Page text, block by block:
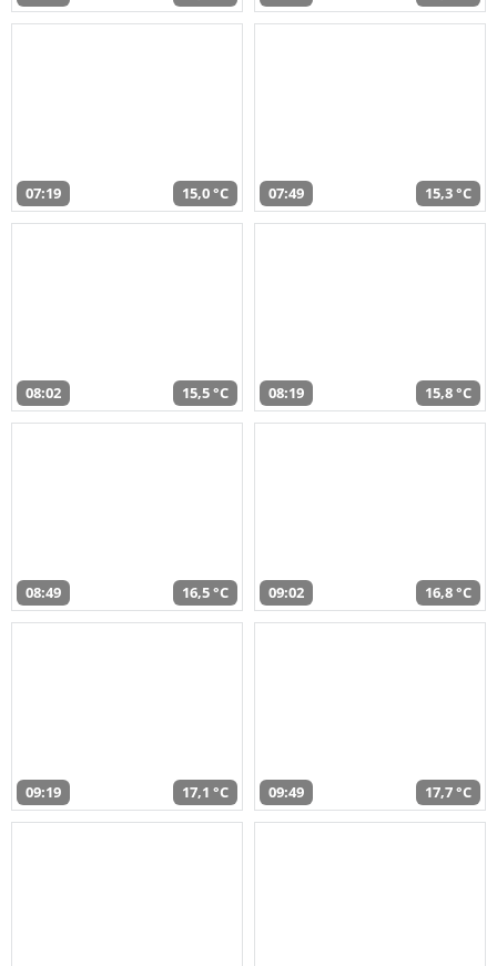
07:19 15,0 °C 07:49 15,3 °C
08:02 15,5 °C 08:19 15,8 °C
08:49 16,5 °C 09:02 16,8 °C
09:19 17,1 °C 09:49 17,7 °C